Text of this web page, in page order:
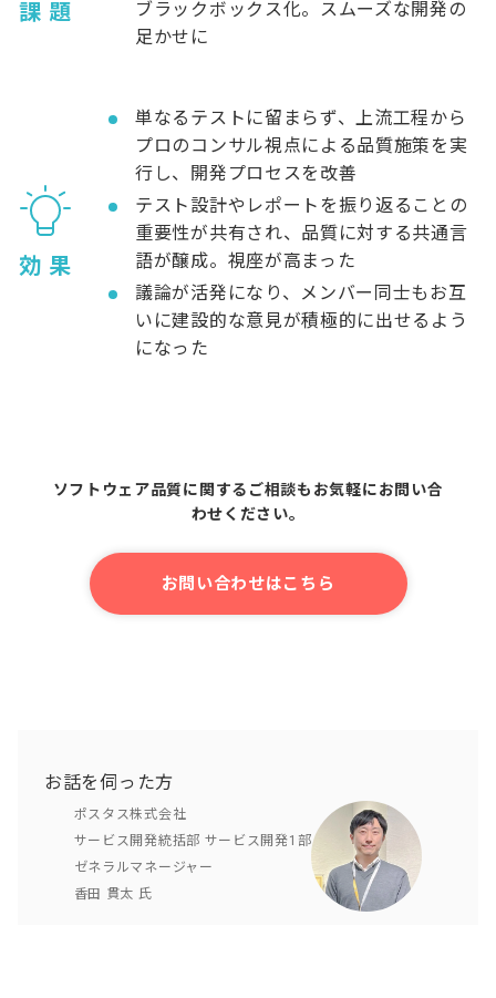
課 題
ブラックボックス化。スムーズな開発の
足かせに
効 果
単なるテストに留まらず、上流工程から
プロのコンサル視点による品質施策を実
行し、開発プロセスを改善
テスト設計やレポートを振り返ることの
重要性が共有され、品質に対する共通言
語が醸成。視座が高まった
議論が活発になり、メンバー同士もお互
いに建設的な意見が積極的に出せるよう
になった
ソフトウェア品質に関するご相談もお気軽にお問い合
わせください。
お問い合わせはこちら
お話を伺った方
ポスタス株式会社
サービス開発統括部 サービス開発1部
ゼネラルマネージャー
香田 貫太 氏